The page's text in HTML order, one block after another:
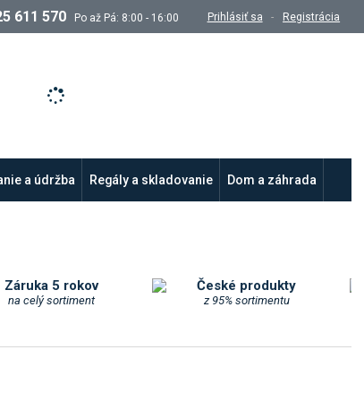
611 570 Po až Pá: 8:00 - 16:00 Prihlásiť sa Registrácia
a údržba Regály a skladovanie Dom a záhrada
Záruka 5 rokov
na celý sortiment
České produkty
z 95% sortimentu